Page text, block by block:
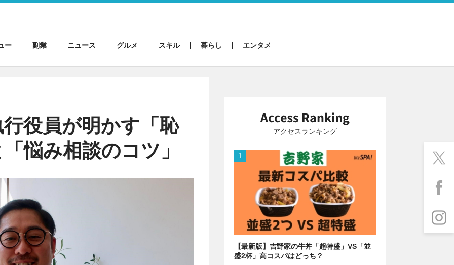
ー 副業 ニュース グルメ スキル 暮らし エンタメ
役員が明かす「恥
悩み相談のコツ」
アクセスランキング
【最新版】吉野家の牛丼「超特盛」VS「並
盛2杯」高コスパはどっち？